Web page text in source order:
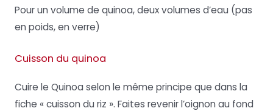
Pour un volume de quinoa, deux volumes d’eau (pas
en poids, en verre)
Cuisson du quinoa
Cuire le Quinoa selon le même principe que dans la
fiche « cuisson du riz ». Faites revenir l’oignon au fond